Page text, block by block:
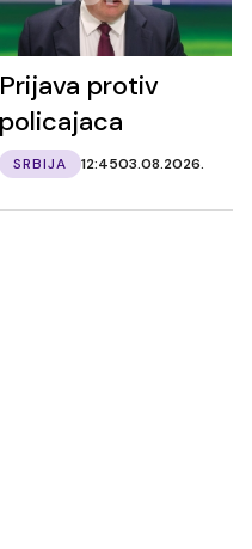
Prijava protiv
policajaca
SRBIJA 12:4503.08.2026.